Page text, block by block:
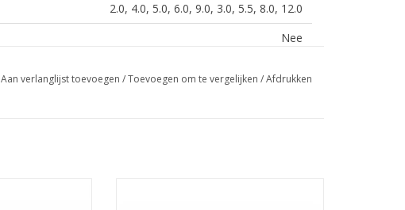
2.0, 4.0, 5.0, 6.0, 9.0, 3.0, 5.5, 8.0, 12.0
Nee
Aan verlanglijst toevoegen /Toevoegen om te vergelijken /Afdrukken